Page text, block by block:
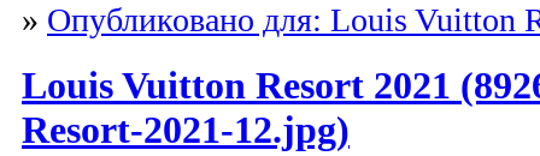
» Опубликовано для: Louis Vuitton
Louis Vuitton Resort 2021
Resort-2021-12.jpg)